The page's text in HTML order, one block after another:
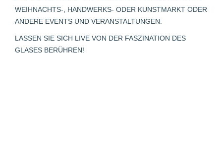
new
window
new
window
new
window
in
new
new
window
WEIHNACHTS-, HANDWERKS- ODER KUNSTMARKT ODER
ANDERE EVENTS UND VERANSTALTUNGEN.
LASSEN SIE SICH LIVE VON DER FASZINATION DES
GLASES BERÜHREN!